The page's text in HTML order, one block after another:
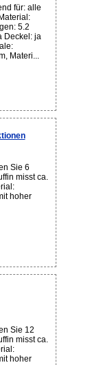
für: alle
5.2
Deckel: ja
Materi...
Sie 6
misst ca.
hoher
Sie 12
misst ca.
hoher